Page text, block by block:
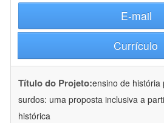
E-mail
Currículo
Título do Projeto:ensino de história
surdos: uma proposta inclusiva a
histórica